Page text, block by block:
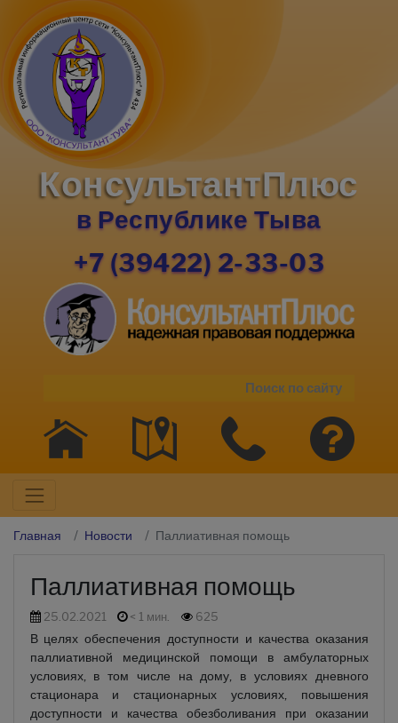
КонсультантПлюс
в Республике Тыва
+7 (39422) 2-33-03
Главная Новости Паллиативная помощь
Паллиативная помощь
25.02.2021 < 1 мин.
625
В целях обеспечения доступности и качества оказания
паллиативной медицинской помощи в амбулаторных
условиях, в том числе на дому, в условиях дневного
стационара и стационарных условиях, повышения
доступности и качества обезболивания при оказании